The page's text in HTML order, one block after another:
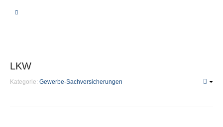
KRANKHEIT | PFLEGE
LKW
Kategorie: Gewerbe-Sachversicherungen